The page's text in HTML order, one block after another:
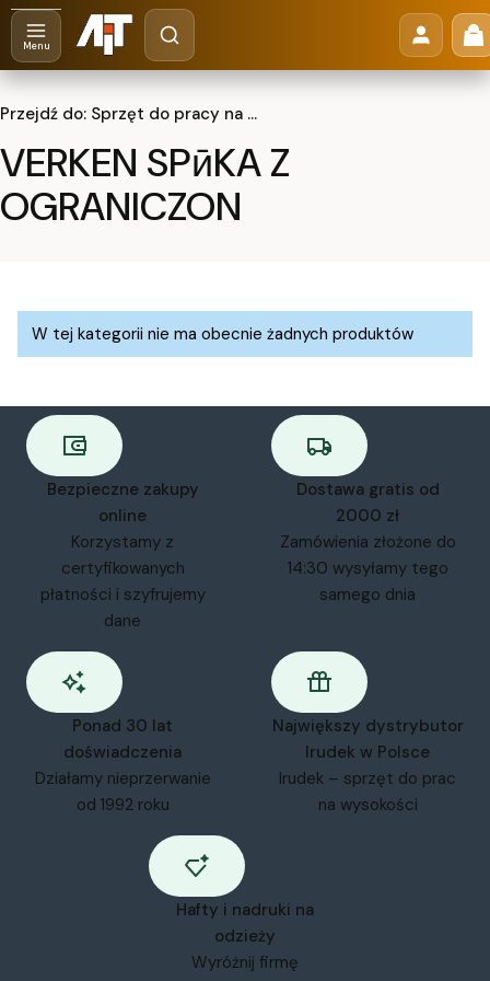
Otwórz wyszukiwarkę
Szukaj
Przejdź do: Sprzęt do pracy na wysokości , zestawy BHP i akcesoria BHP w AiT
VERKEN SPӣKA Z
OGRANICZON
Lista produktów
W tej kategorii nie ma obecnie żadnych produktów
Bezpieczne zakupy
online
Korzystamy z
certyfikowanych
płatności i szyfrujemy
dane
Dostawa gratis od
2000 zł
Zamówienia złożone do
14:30 wysyłamy tego
samego dnia
Ponad 30 lat
doświadczenia
Działamy nieprzerwanie
od 1992 roku
Największy dystrybutor
Irudek w Polsce
Irudek – sprzęt do prac
na wysokości
Hafty i nadruki na
odzieży
Wyróżnij firmę
Menu